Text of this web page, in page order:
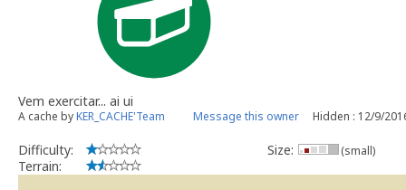
Vem exercitar... ai ui
A cache byKER_CACHE'Team Message this owner Hidden : 12/9/
Difficulty:
Terrain:
Size: (small)